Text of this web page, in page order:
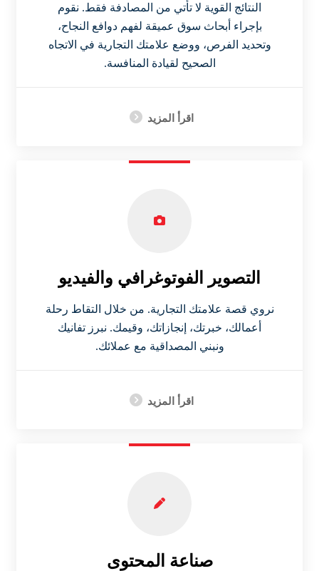
النتائج القوية لا تأتي من المصادفة فقط. نقوم
بإجراء أبحاث سوق عميقة لفهم دوافع النجاح،
وتحديد الفرص، ووضع علامتك التجارية في الاتجاه
الصحيح لقيادة المنافسة.
اقرأ المزيد
التصوير الفوتوغرافي والفيديو
نروي قصة علامتك التجارية. من خلال التقاط رحلة
أعمالك، خبرتك، إنجازاتك، وقيمك. نبرز تفانيك
ونبني المصداقية مع عملائك.
اقرأ المزيد
صناعة المحتوى